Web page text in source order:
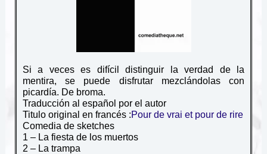
Si a veces es difícil distinguir la verdad de la
mentira, se puede disfrutar mezclándolas con
picardía. De broma.
Traducción al español por el autor
Titulo original en francés :Pour de vrai et pour de rire
Comedia de sketches
1 – La fiesta de los muertos
2 – La trampa